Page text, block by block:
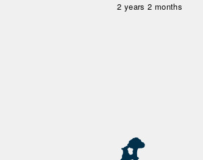
2 years 2 months